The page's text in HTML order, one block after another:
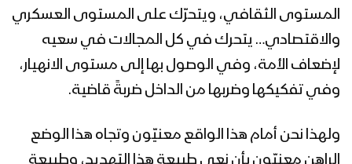
القدس العالمي من جيزان
ميادين الجهاد – حلقة خاصة بمناسبة يوم
القدس العالمي من جبهة الساحل الغربي
مونتاج زامل رمز الجهاد | عيسى الليث –
المستوى الثقافي، ويتحرّك على المستوى العسكري
والاقتصادي… يتحرك في كل المجالات في سعيه
لإضعاف الأمة، وفي الوصول بها إلى مستوى الانهيار،
وفي تفكيكها وضربها من الداخل ضربةً قاضية.
ولهذا نحن أمام هذا الواقع معنيّون وتجاه هذا الوضع
الراهن معنيّون بأن نعي طبيعة هذا التهديد، وطبيعة